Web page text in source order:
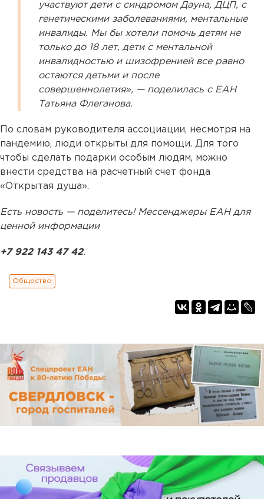
участвуют дети с синдромом Дауна, ДЦП, с
генетическими заболеваниями, ментальные
инвалиды. Мы бы хотели помочь детям не
только до 18 лет, дети с ментальной
инвалидностью и шизофренией все равно
остаются детьми и после
совершеннолетия», — поделилась с ЕАН
Татьяна Флеганова.
По словам руководителя ассоциации, несмотря на
пандемию, люди открыты для помощи. Для того
чтобы сделать подарки особым людям, можно
внести средства на расчетный счет фонда
«Открытая душа».
Есть новость — поделитесь! Мессенджеры ЕАН для
ценной информации
+7 922 143 47 42.
Общество